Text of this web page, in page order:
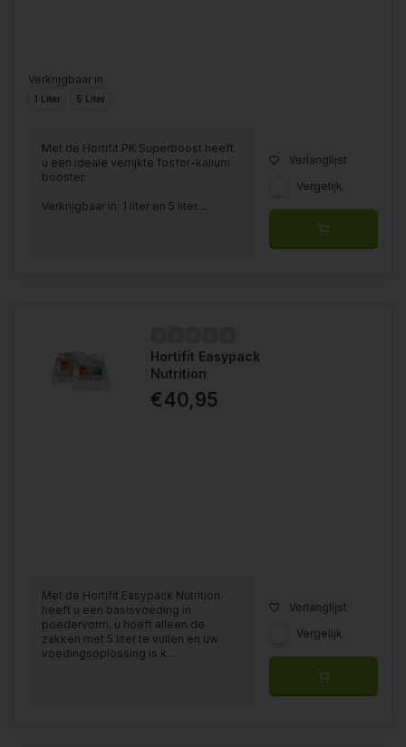
Verkrijgbaar in
1 Liter 5 Liter
Met de Hortifit PK Superboost heeft
u een ideale verrijkte fosfor-kalium
booster.
Verkrijgbaar in: 1 liter en 5 liter....
Verlanglijst
Vergelijk
Hortifit Easypack
Nutrition
€40,95
Met de Hortifit Easypack Nutrition
heeft u een basisvoeding in
poedervorm, u hoeft alleen de
zakken met 5 liter te vullen en uw
voedingsoplossing is k...
Verlanglijst
Vergelijk